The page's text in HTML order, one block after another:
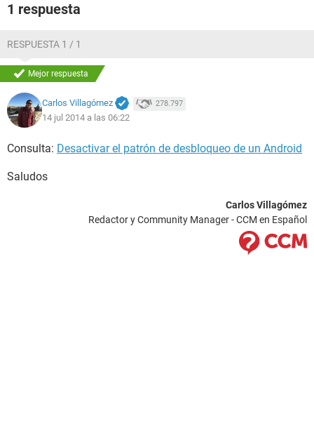
1 respuesta
RESPUESTA 1 / 1
Mejor respuesta
Carlos Villagómez 278.797
14 jul 2014 a las 06:22
Consulta: Desactivar el patrón de desbloqueo de un Android
Saludos
Carlos Villagómez
Redactor y Community Manager - CCM en Español